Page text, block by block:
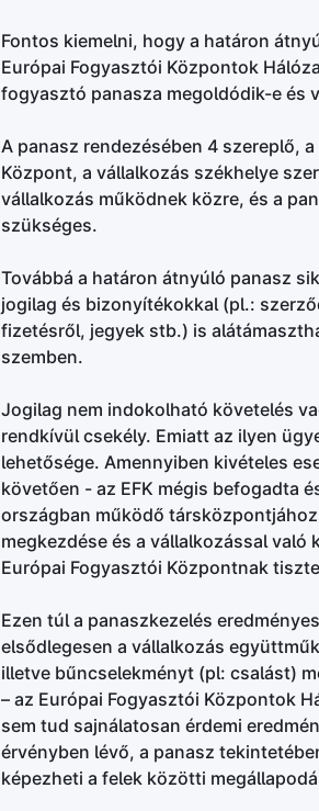
Fontos kiemelni, hogy a határon
Európai Fogyasztói Központok
fogyasztó panasza megoldódik-e és
A panasz rendezésében 4 szereplő,
Központ, a vállalkozás székhelye
vállalkozás működnek közre, és a
szükséges.
Továbbá a határon átnyúló panasz
jogilag és bizonyítékokkal (pl.:
fizetésről, jegyek stb.) is
szemben.
Jogilag nem indokolható követelés
rendkívül csekély. Emiatt az ilyen
lehetősége. Amennyiben kivételes
követően - az EFK mégis befogadta
országban működő
megkezdése és a vállalkozással
Európai Fogyasztói Központnak
Ezen túl a panaszkezelés
elsődlegesen a vállalkozás
illetve bűncselekményt (pl: csalást)
– az Európai Fogyasztói Központok
sem tud sajnálatosan érdemi
érvényben lévő, a panasz
képezheti a felek közötti